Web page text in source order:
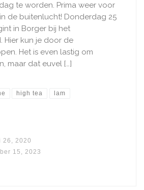
te worden. Prima weer voor
de buitenlucht! Donderdag 25
in Borger bij het
Hier kun je door de
Het is even lastig om
maar dat euvel […]
high tea lam
26, 2020
15, 2023